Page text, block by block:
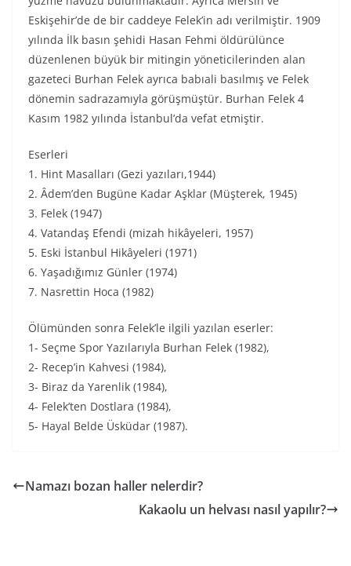
Eskişehir’de de bir caddeye Felek’in adı verilmiştir. 1909
yılında İlk basın şehidi Hasan Fehmi öldürülünce
düzenlenen büyük bir mitingin yöneticilerinden alan
gazeteci Burhan Felek ayrıca babıali basılmış ve Felek
dönemin sadrazamıyla görüşmüştür. Burhan Felek 4
Kasım 1982 yılında İstanbul’da vefat etmiştir.
Eserleri
1. Hint Masalları (Gezi yazıları,1944)
2. Âdem’den Bugüne Kadar Aşklar (Müşterek, 1945)
3. Felek (1947)
4. Vatandaş Efendi (mizah hikâyeleri, 1957)
5. Eski İstanbul Hikâyeleri (1971)
6. Yaşadığımız Günler (1974)
7. Nasrettin Hoca (1982)
Ölümünden sonra Felek’le ilgili yazılan eserler:
1- Seçme Spor Yazılarıyla Burhan Felek (1982),
2- Recep’in Kahvesi (1984),
3- Biraz da Yarenlik (1984),
4- Felek’ten Dostlara (1984),
5- Hayal Belde Üsküdar (1987).
Namazı bozan haller nelerdir?
Kakaolu un helvası nasıl yapılır?